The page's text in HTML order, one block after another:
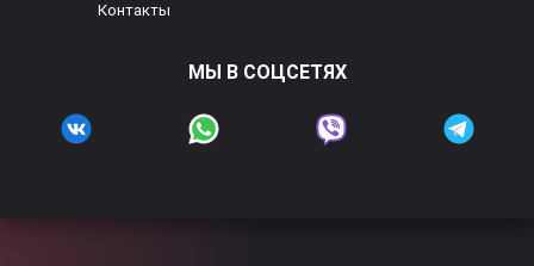
Контакты
МЫ В СОЦСЕТЯХ